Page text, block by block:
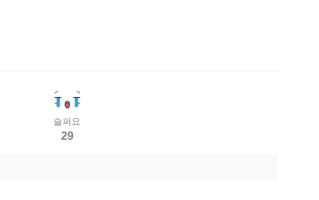
슬퍼요
29